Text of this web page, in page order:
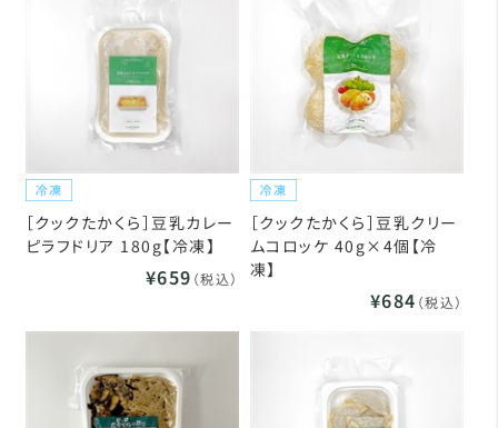
［クックたかくら］豆乳カレー
ピラフドリア 180g【冷凍】
¥659 （税込）
［クックたかくら］豆乳クリー
ムコロッケ 40g×4個【冷
凍】
¥684 （税込）